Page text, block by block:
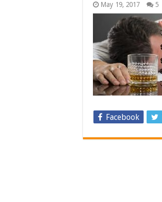
May 19, 2017 5
Facebook